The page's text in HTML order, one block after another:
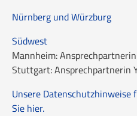
Nürnberg und Würzburg
Südwest
Mannheim:
Stuttgart: Ansprechpartnerin
Unsere Datenschutzhinweise
Sie hier.